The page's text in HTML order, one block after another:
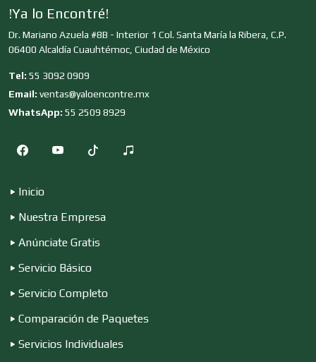
Clínicas y Hospitales
Clubes Deportivos
Cocinas Integrales
!Ya lo Encontré!
Dr. Mariano Azuela #8B - Interior 1 Col. Santa María la Ribera, C.P.
06400 Alcaldía Cuauhtémoc, Ciudad de México
Tel: 55 3092 0909
Email: ventas@yaloencontre.mx
WhatsApp: 55 2509 8929
Inicio
Nuestra Empresa
Anúnciate Gratis
Servicio Básico
Servicio Completo
Comparación de Paquetes
Servicios Individuales